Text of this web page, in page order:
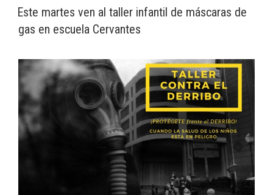
EL
Este martes ven al taller infantil de máscaras de
gas en escuela Cervantes